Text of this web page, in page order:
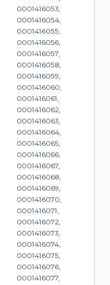
0001416053,
0001416054,
0001416055,
0001416056,
0001416057,
0001416058,
0001416059,
0001416060,
0001416061,
0001416062,
0001416063,
0001416064,
0001416065,
0001416066,
0001416067,
0001416068,
0001416069,
0001416070,
0001416071,
0001416072,
0001416073,
0001416074,
0001416075,
0001416076,
0001416077,